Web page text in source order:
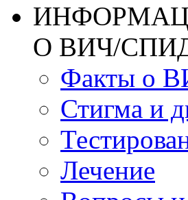
О ВИЧ/
Факты о
Стигма и
Лечение